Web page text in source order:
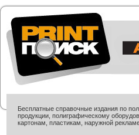
Бесплатные справочные издания по
продукции, полиграфическому
картонам, пластикам, наружной